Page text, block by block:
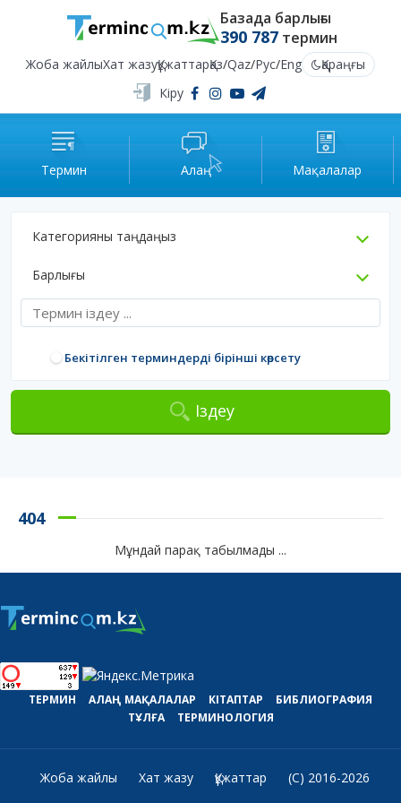
Базада барлығы
390 787термин
Жоба жайлыХат жазуҚұжаттарҚаз/Qaz/Рус/Eng
Қараңғы
Кіру
Термин Алаң Мақалалар
Категорияны таңдаңыз
Барлығы
Бекітілген терминдерді бірінші көрсету
Іздеу
404
Мұндай парақ табылмады ...
ТЕРМИН АЛАҢ МАҚАЛАЛАР КІТАПТАР
БИБЛИОГРАФИЯ
ТҰЛҒА
ТЕРМИНОЛОГИЯ
Жоба жайлы Хат жазу Құжаттар
(C) 2016-2026